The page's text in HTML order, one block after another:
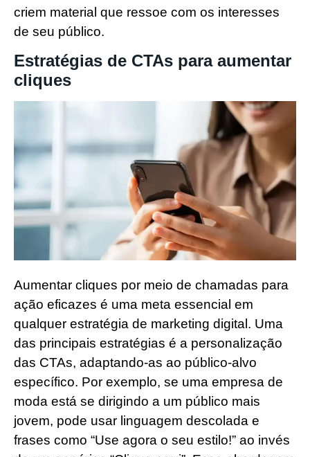
criem material que ressoe com os interesses
de seu público.
Estratégias de CTAs para aumentar
cliques
Aumentar cliques por meio de chamadas para
ação eficazes é uma meta essencial em
qualquer estratégia de marketing digital. Uma
das principais estratégias é a personalização
das CTAs, adaptando-as ao público-alvo
específico. Por exemplo, se uma empresa de
moda está se dirigindo a um público mais
jovem, pode usar linguagem descolada e
frases como “Use agora o seu estilo!” ao invés